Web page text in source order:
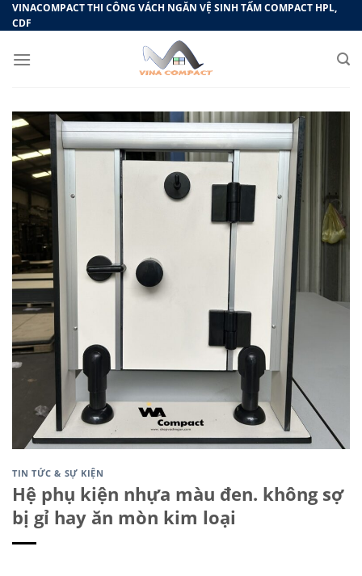
Bỏ
qua
dung
VINACOMPACT THI CÔNG VÁCH NGĂN VỆ SINH TẤM COMPACT HPL,
CDF
TIN TỨC & SỰ KIỆN
Hệ phụ kiện nhựa màu đen. không sợ
bị gỉ hay ăn mòn kim loại